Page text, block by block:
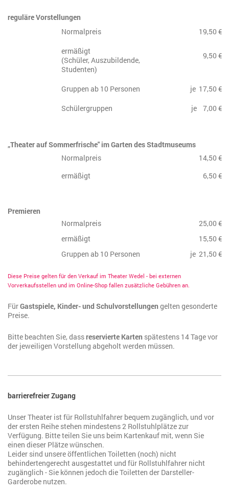
reguläre Vorstellungen
Normalpreis
19,50 €
ermäßigt
(Schüler, Auszubildende,
Studenten)
9,50 €
Gruppen ab 10 Personen
je 17,50 €
Schülergruppen
je 7,00 €
„Theater auf Sommerfrische" im Garten des Stadtmuseums
Normalpreis
14,50 €
ermäßigt
6,50 €
Premieren
Normalpreis
25,00 €
ermäßigt
15,50 €
Gruppen ab 10 Personen
je 21,50 €
Diese Preise gelten für den Verkauf im Theater Wedel - bei externen
Vorverkaufsstellen und im Online-Shop fallen zusätzliche Gebühren an.
FürGastspiele, Kinder- und Schulvorstellungengelten gesonderte
Preise.
Bitte beachten Sie, dassreservierte Karten spätestens 14 Tage vor
der jeweiligen Vorstellung abgeholt werden müssen.
barrierefreier Zugang
Unser Theater ist für Rollstuhlfahrer bequem zugänglich, und vor
der ersten Reihe stehen mindestens 2 Rollstuhlplätze zur
Verfügung. Bitte teilen Sie uns beim Kartenkauf mit, wenn Sie
einen dieser Plätze wünschen.
Leider sind unsere öffentlichen Toiletten (noch) nicht
behindertengerecht ausgestattet und für Rollstuhlfahrer nicht
zugänglich - Sie können jedoch die Toiletten der Darsteller-
Garderobe nutzen.